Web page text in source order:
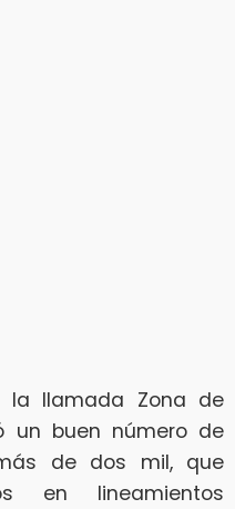
la llamada Zona de
un buen número de
de dos mil, que
en lineamientos